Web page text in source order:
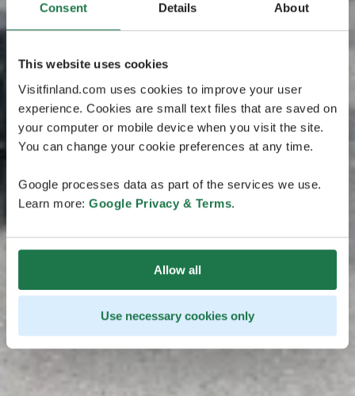
Consent Details About
This website uses cookies
Visitfinland.com uses cookies to improve your user
experience. Cookies are small text files that are saved on
your computer or mobile device when you visit the site.
You can change your cookie preferences at any time.
Google processes data as part of the services we use.
Learn more: Google Privacy & Terms.
Allow all
Use necessary cookies only